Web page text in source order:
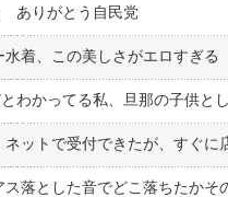
ありがとう自民党
着、この美しさがエロすぎる
わかってる私、旦那の子供と
落とした音でどこ落ちたかそ